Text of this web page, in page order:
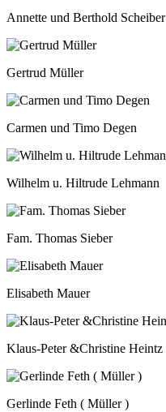
Annette und Berthold Scheiber
Gertrud Müller
Carmen und Timo Degen
Wilhelm u. Hiltrude Lehmann
Fam. Thomas Sieber
Elisabeth Mauer
Klaus-Peter &Christine Heintz
Gerlinde Feth ( Müller )